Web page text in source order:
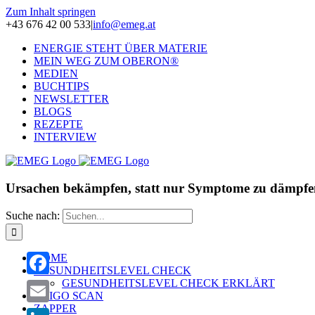
Zum Inhalt springen
+43 676 42 00 533|info@emeg.at
ENERGIE STEHT ÜBER MATERIE
MEIN WEG ZUM OBERON®
MEDIEN
BUCHTIPS
NEWSLETTER
BLOGS
REZEPTE
INTERVIEW
Ursachen bekämpfen, statt nur Symptome zu
Suche nach:
HOME
GESUNDHEITSLEVEL CHECK
GESUNDHEITSLEVEL CHECK ERKLÄRT
OLIGO SCAN
ZAPPER
Facebook